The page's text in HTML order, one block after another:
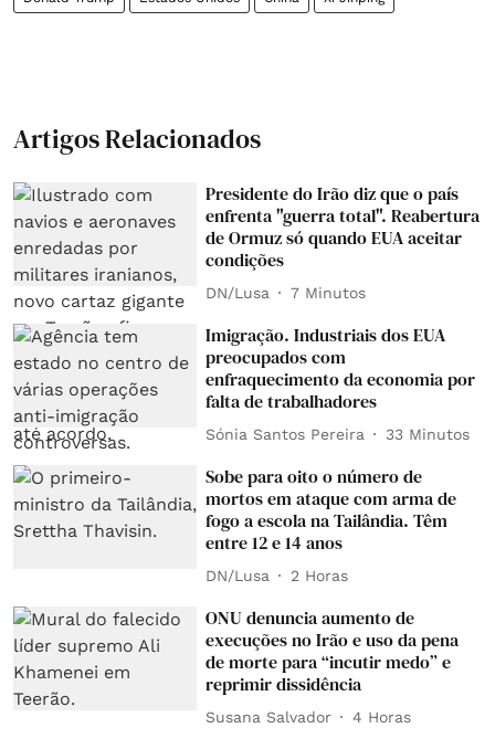
Artigos Relacionados
Presidente do Irão diz que o país
enfrenta "guerra total". Reabertura
de Ormuz só quando EUA aceitar
condições
DN/Lusa 7 Minutos
Imigração. Industriais dos EUA
preocupados com
enfraquecimento da economia por
falta de trabalhadores
Sónia Santos Pereira 33 Minutos
Sobe para oito o número de
mortos em ataque com arma de
fogo a escola na Tailândia. Têm
entre 12 e 14 anos
DN/Lusa 2 Horas
ONU denuncia aumento de
execuções no Irão e uso da pena
de morte para “incutir medo” e
reprimir dissidência
Susana Salvador 4 Horas